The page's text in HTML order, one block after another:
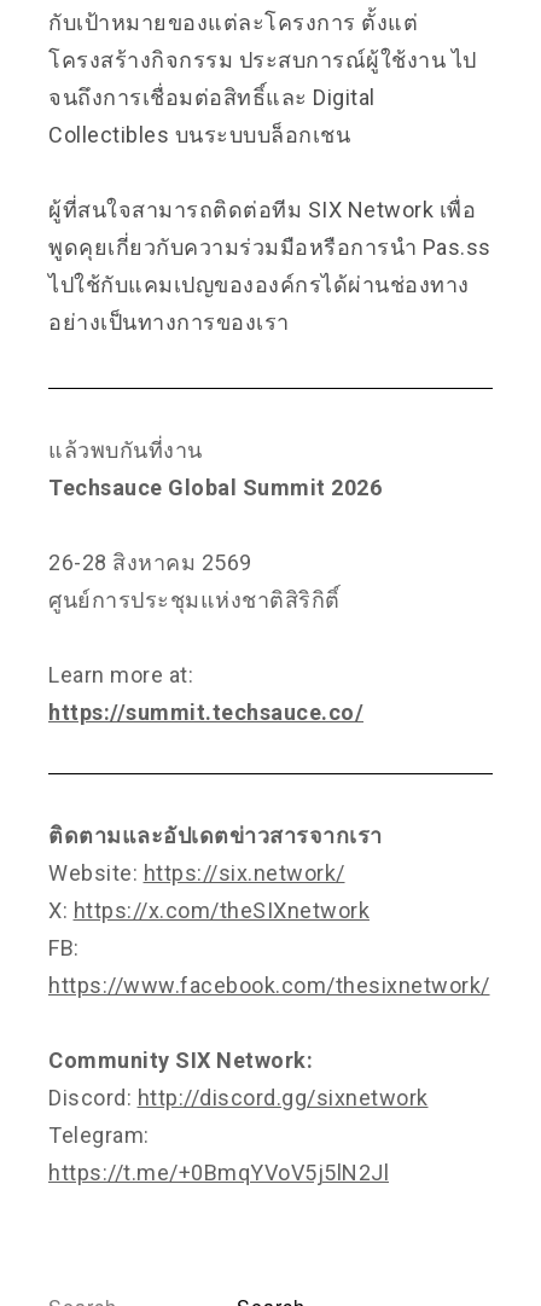
กับเป้าหมายของแต่ละโครงการ ตั้งแต่
โครงสร้างกิจกรรม ประสบการณ์ผู้ใช้งาน ไป
จนถึงการเชื่อมต่อสิทธิ์และ Digital
Collectibles บนระบบบล็อกเชน
ผู้ที่สนใจสามารถติดต่อทีม SIX Network เพื่อ
พูดคุยเกี่ยวกับความร่วมมือหรือการนำ Pas.ss
ไปใช้กับแคมเปญขององค์กรได้ผ่านช่องทาง
อย่างเป็นทางการของเรา
แล้วพบกันที่งาน
Techsauce Global Summit 2026
26-28 สิงหาคม 2569
ศูนย์การประชุมแห่งชาติสิริกิติ์
Learn more at:
https://summit.techsauce.co/
ติดตามและอัปเดตข่าวสารจากเรา
Website: https://six.network/
X: https://x.com/theSIXnetwork
FB:
https://www.facebook.com/thesixnetwork/
Community SIX Network:
Discord: http://discord.gg/sixnetwork
Telegram:
https://t.me/+0BmqYVoV5j5lN2Jl